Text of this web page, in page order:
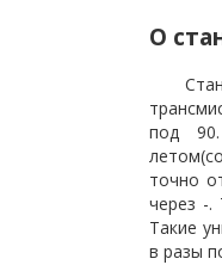
О
под
точно
через -.
Такие
в разы